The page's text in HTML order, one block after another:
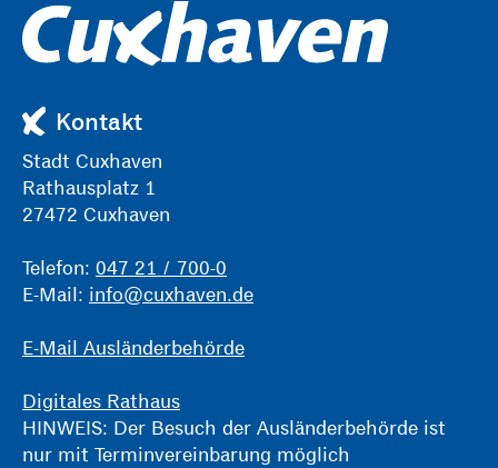
Kontakt
Stadt Cuxhaven
Rathausplatz 1
27472 Cuxhaven
Telefon: 047 21 / 700-0
E-Mail: info@cuxhaven.de
E-Mail Ausländerbehörde
Digitales Rathaus
HINWEIS: Der Besuch der Ausländerbehörde ist
nur mit Terminvereinbarung möglich